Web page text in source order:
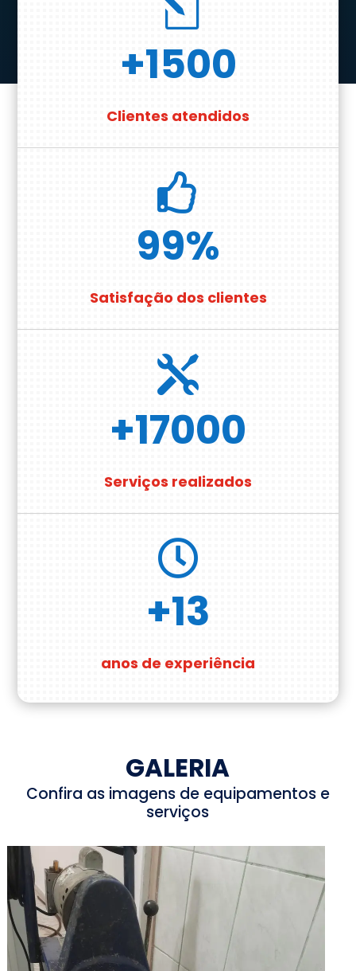
l
+1500
Clientes atendidos

99%
Satisfação dos clientes

+17000
Serviços realizados

+13
anos de experiência
GALERIA
Confira as imagens de equipamentos e
serviços